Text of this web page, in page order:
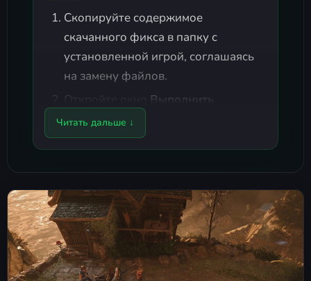
Скопируйте содержимое
скачанного фикса в папку с
установленной игрой, соглашаясь
на замену файлов.
Откройте окно Выполнить
(сочетание клавиш
введите команду
добавить бесплатную игруCube
Racerна ваш аккаунт (после начала
скачивания загрузку можно
отменить, а саму игру удалить).
Запуск игры
Читать дальше ↓